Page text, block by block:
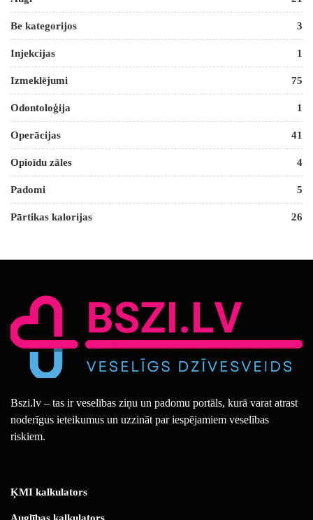
Be kategorijos 3
Injekcijas 1
Izmeklējumi 75
Odontoloģija 1
Operācijas 41
Opioīdu zāles 4
Padomi 5
Pārtikas kalorijas 26
Bszi.lv – tas ir veselības ziņu un padomu portāls, kurā varat atrast
noderīgus ieteikumus un uzzināt par iespējamiem veselības
riskiem.
ĶMI kalkulators